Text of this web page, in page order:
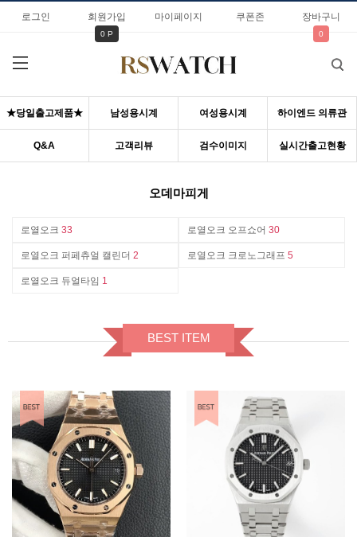
로그인 회원가입
0 P
마이페이지 쿠폰존 장바구니
0
★당일출고제품★ 남성용시계 여성용시계 하이엔드 의류관
Q&A 고객리뷰 검수이미지 실시간출고현황
오데마피게
로열오크 33 로열오크 오프쇼어 30
로열오크 퍼페츄얼 캘린더 2 로열오크 크로노그래프 5
로열오크 듀얼타임 1
BEST ITEM
BEST ITEM BEST ITEM